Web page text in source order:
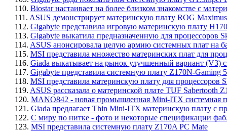
110. Biostar настаивает на более близком знакомстве с
111. ASUS демонстрирует материнскую плату ROG
112. Gigabyte представила игровую материнскую плату
113. Gigabyte выкатила предназначенную для процессоров
114. ASUS анонсировала целую армию системных плат на
115. MSI представила множество материнских плат для
116. Giada выкатывает на рынок улучшенный вариант (V3)
117. Gigabyte представила системную плату Z170N-Gaming 5
118. MSI представила материнскую плату для процессоров
119. ASUS рассказала о материнской плате TUF Sabertooth
120. MANO842 - новая промышленная Mini-ITX системная
121. Giada предлагает Thin Mini-ITX материнскую плату с
122. С миру по нитке - фото и некоторые спецификации
123. MSI представила системную плату Z170A PC Mate